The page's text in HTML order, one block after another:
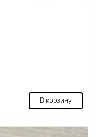
В корзину